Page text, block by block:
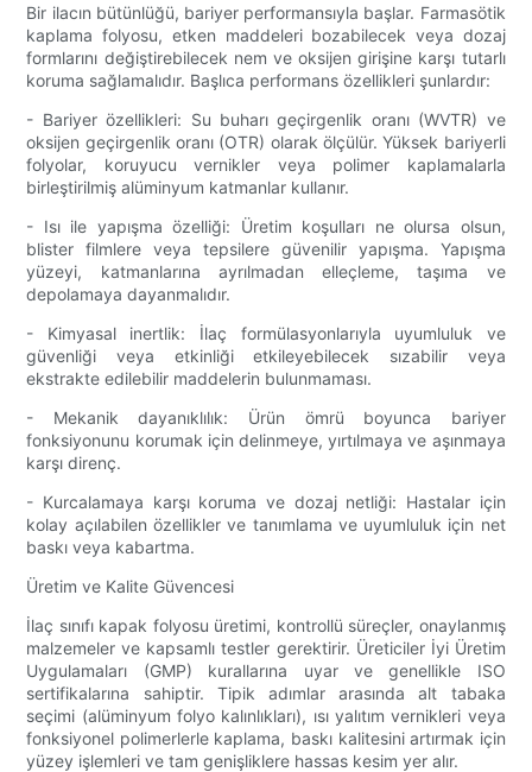
Bir ilacın bütünlüğü, bariyer performansıyla başlar. Farmasötik
kaplama folyosu, etken maddeleri bozabilecek veya dozaj
formlarını değiştirebilecek nem ve oksijen girişine karşı tutarlı
koruma sağlamalıdır. Başlıca performans özellikleri şunlardır:
- Bariyer özellikleri: Su buharı geçirgenlik oranı (WVTR) ve
oksijen geçirgenlik oranı (OTR) olarak ölçülür. Yüksek bariyerli
folyolar, koruyucu vernikler veya polimer kaplamalarla
birleştirilmiş alüminyum katmanlar kullanır.
- Isı ile yapışma özelliği: Üretim koşulları ne olursa olsun,
blister filmlere veya tepsilere güvenilir yapışma. Yapışma
yüzeyi, katmanlarına ayrılmadan elleçleme, taşıma ve
depolamaya dayanmalıdır.
- Kimyasal inertlik: İlaç formülasyonlarıyla uyumluluk ve
güvenliği veya etkinliği etkileyebilecek sızabilir veya
ekstrakte edilebilir maddelerin bulunmaması.
- Mekanik dayanıklılık: Ürün ömrü boyunca bariyer
fonksiyonunu korumak için delinmeye, yırtılmaya ve aşınmaya
karşı direnç.
- Kurcalamaya karşı koruma ve dozaj netliği: Hastalar için
kolay açılabilen özellikler ve tanımlama ve uyumluluk için net
baskı veya kabartma.
Üretim ve Kalite Güvencesi
İlaç sınıfı kapak folyosu üretimi, kontrollü süreçler, onaylanmış
malzemeler ve kapsamlı testler gerektirir. Üreticiler İyi Üretim
Uygulamaları (GMP) kurallarına uyar ve genellikle ISO
sertifikalarına sahiptir. Tipik adımlar arasında alt tabaka
seçimi (alüminyum folyo kalınlıkları), ısı yalıtım vernikleri veya
fonksiyonel polimerlerle kaplama, baskı kalitesini artırmak için
yüzey işlemleri ve tam genişliklere hassas kesim yer alır.